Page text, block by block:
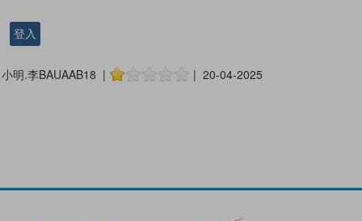
登入
小明.李BAUAAB18 | | 20-04-2025